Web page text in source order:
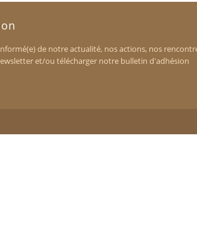
de notre actualité, nos actions, nos
et/ou télécharger notre bulletin d'adhésion